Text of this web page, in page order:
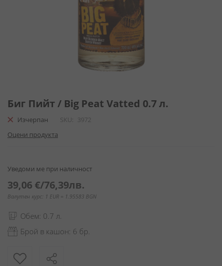
към
на
галерия
със
Биг Пийт / Big Peat Vatted 0.7 л.
Изчерпан SKU
3972
Оцени продукта
Уведоми ме при наличност
39,06 €/76,39лв.
Валутен курс: 1 EUR = 1.95583 BGN
Обем: 0.7 л.
Брой в кашон: 6 бр.